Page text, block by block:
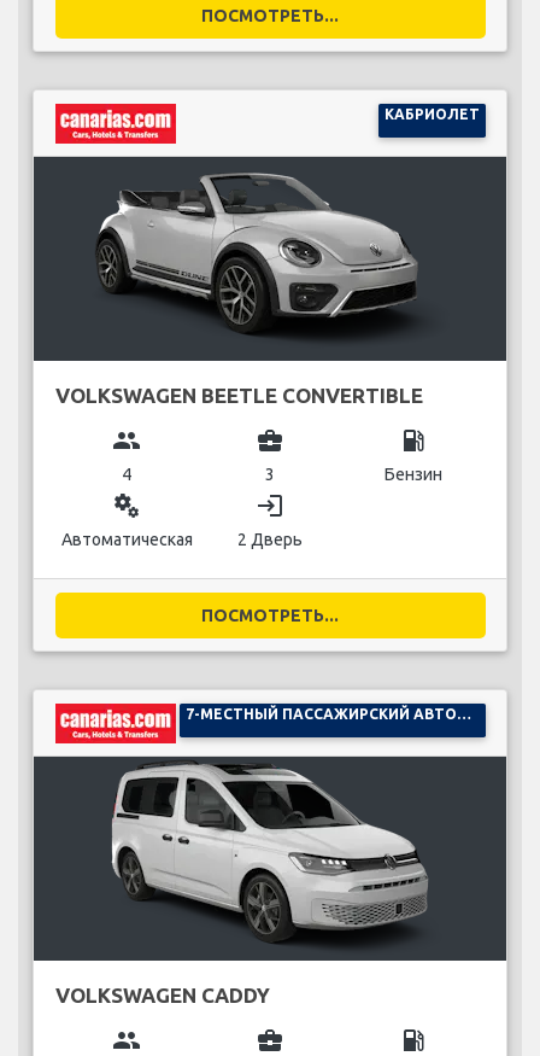
ПОСМОТРЕТЬ...
КАБРИОЛЕТ
VOLKSWAGEN BEETLE CONVERTIBLE
group
4
business_center
3
local_gas_station
Бензин
miscellaneous_services
Автоматическая
login
2 Дверь
ПОСМОТРЕТЬ...
VOLKSWAGEN CADDY
group business_center local_gas_station